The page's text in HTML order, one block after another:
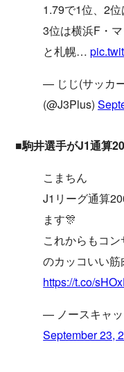
1.79で1位、2位
3位は横浜F・
と札幌…
— じじ(サッカ
(@J3Plus)
■駒井選手がJ1通算
こまちん
J1リーグ通算
ます🎊
これからもコ
のカッコいい
https://t.co/
— ノースキャ
September 23,